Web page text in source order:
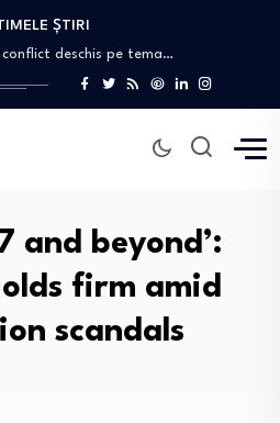
ȘTIRI
1.500 de primării ar…
conflict deschis pe tema…
că Biden nu i-a acordat…
se arată cu degetul…
incidentele cu drone și…
and beyond’:
firm amid
scandals